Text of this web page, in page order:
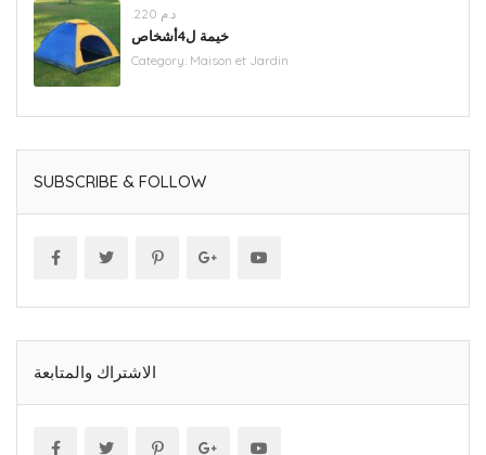
.د.م 220
خيمة ل4أشخاص
Category: Maison et Jardin
SUBSCRIBE & FOLLOW
الاشتراك والمتابعة